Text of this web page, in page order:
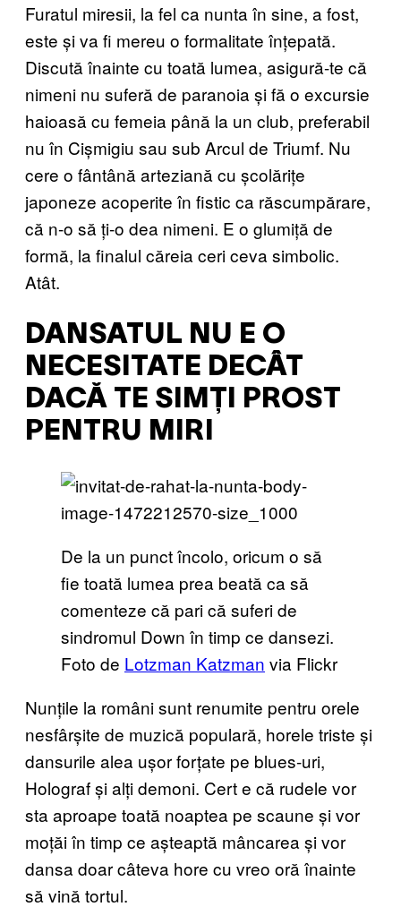
Furatul miresii, la fel ca nunta în sine, a fost,
este și va fi mereu o formalitate înțepată.
Discută înainte cu toată lumea, asigură-te că
nimeni nu suferă de paranoia și fă o excursie
haioasă cu femeia până la un club, preferabil
nu în Cișmigiu sau sub Arcul de Triumf. Nu
cere o fântână arteziană cu școlărițe
japoneze acoperite în fistic ca răscumpărare,
că n-o să ți-o dea nimeni. E o glumiță de
formă, la finalul căreia ceri ceva simbolic.
Atât.
DANSATUL NU E O
NECESITATE DECÂT
DACĂ TE SIMȚI PROST
PENTRU MIRI
De la un punct încolo, oricum o să
fie toată lumea prea beată ca să
comenteze că pari că suferi de
sindromul Down în timp ce dansezi.
Foto de Lotzman Katzman via Flickr
Nunțile la români sunt renumite pentru orele
nesfârșite de muzică populară, horele triste și
dansurile alea ușor forțate pe blues-uri,
Holograf și alți demoni. Cert e că rudele vor
sta aproape toată noaptea pe scaune și vor
moțăi în timp ce așteaptă mâncarea și vor
dansa doar câteva hore cu vreo oră înainte
să vină tortul.